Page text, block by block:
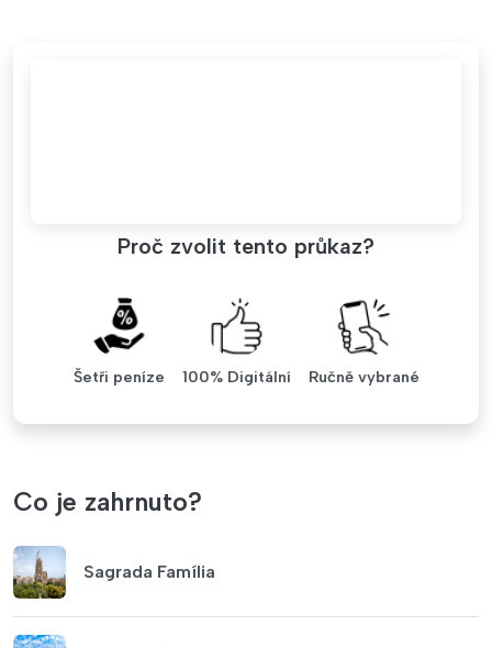
Co je zahrnuto?
Sagrada Família
Proč zvolit tento průkaz?
Šetři peníze 100% Digitální Ručně vybrané